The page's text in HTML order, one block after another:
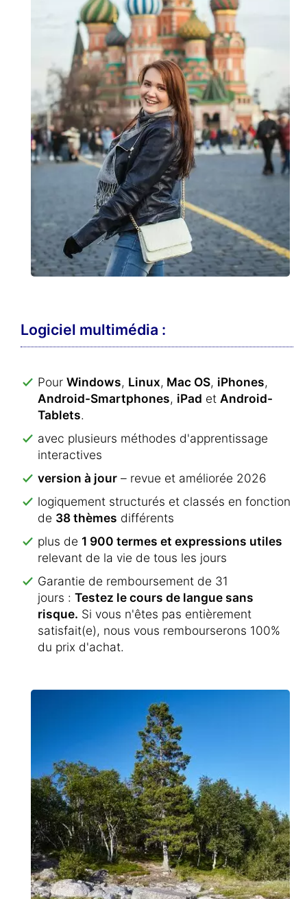
Logiciel multimédia :
Pour Windows, Linux, Mac OS, iPhones,
Android-Smartphones, iPad et Android-
Tablets.
avec plusieurs méthodes d'apprentissage
interactives
version à jour – revue et améliorée 2026
logiquement structurés et classés en fonction
de 38 thèmes différents
plus de 1 900 termes et expressions utiles
relevant de la vie de tous les jours
Garantie de remboursement de 31
jours : Testez le cours de langue sans
risque. Si vous n'êtes pas entièrement
satisfait(e), nous vous rembourserons 100%
du prix d'achat.